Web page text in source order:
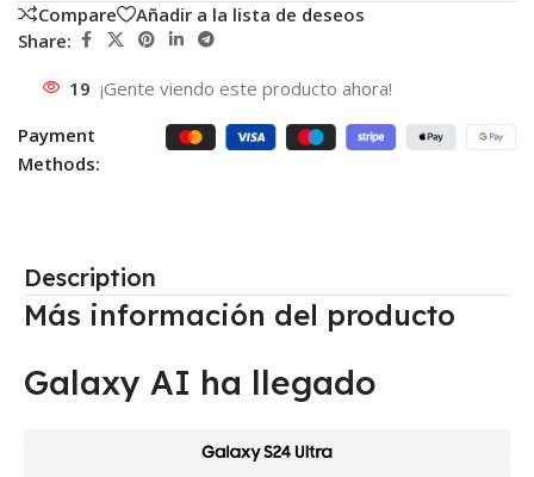
Compare
Añadir a la lista de deseos
Share:
19 ¡Gente viendo este producto ahora!
Payment
Methods:
Description
Más información del producto
Galaxy AI ha llegado